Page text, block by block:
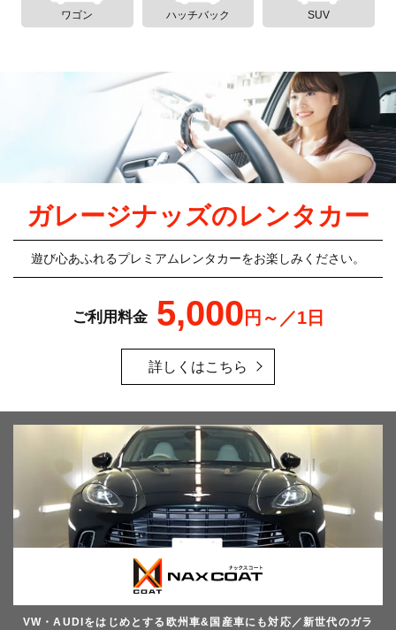
ワゴン ハッチバック SUV
ガレージナッズのレンタカー
遊び心あふれるプレミアムレンタカーをお楽しみください。
ご利用料金 5,000 円～／1日
詳しくはこちら
VW・AUDIをはじめとする欧州車&国産車にも対応／新世代のガラ